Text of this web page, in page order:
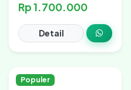
Rp 1.700.000
Detail
Populer